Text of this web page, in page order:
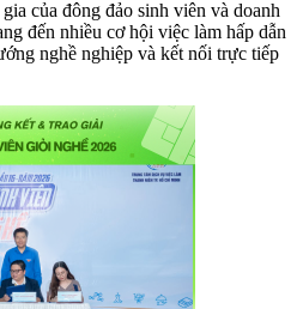
của đông đảo sinh viên và doanh
đến nhiều cơ hội việc làm hấp dẫn
nghề nghiệp và kết nối trực tiếp